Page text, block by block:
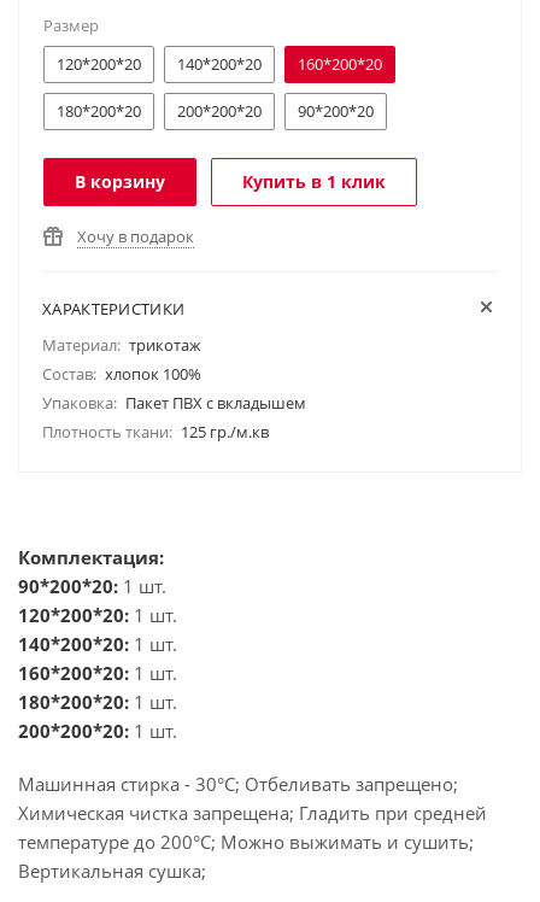
Размер
120*200*20
140*200*20 160*200*20
180*200*20 200*200*20 90*200*20
В корзину Купить в 1 клик
Хочу в подарок
ХАРАКТЕРИСТИКИ
Материал: трикотаж
Состав: хлопок 100%
Упаковка: Пакет ПВХ с вкладышем
Плотность ткани: 125 гр./м.кв
Комплектация:
90*200*20: 1 шт.
120*200*20: 1 шт.
140*200*20: 1 шт.
160*200*20: 1 шт.
180*200*20: 1 шт.
200*200*20: 1 шт.
Машинная стирка - 30°C; Отбеливать запрещено;
Химическая чистка запрещена; Гладить при средней
температуре до 200°С; Можно выжимать и сушить;
Вертикальная сушка;